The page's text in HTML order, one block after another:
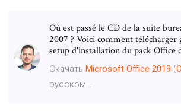
Où est passé le CD de la suite
2007 ? Voici comment
setup d'installation du pack Office
Скачать Microsoft Office 2019 (
русском…